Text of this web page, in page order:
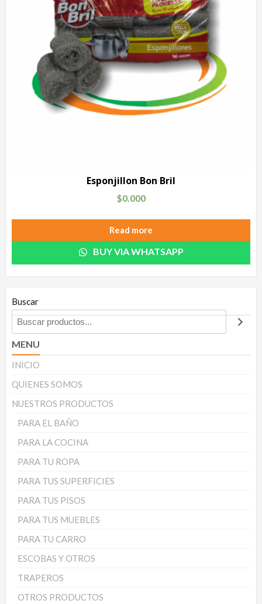
Esponjillon Bon Bril
$0.000
Read more
BUY VIA WHATSAPP
Buscar
MENU
INICIO
QUIENES SOMOS
NUESTROS PRODUCTOS
PARA EL BAÑO
PARA LA COCINA
PARA TU ROPA
PARA TUS SUPERFICIES
PARA TUS PISOS
PARA TUS MUEBLES
PARA TU CARRO
ESCOBAS Y OTROS
TRAPEROS
OTROS PRODUCTOS